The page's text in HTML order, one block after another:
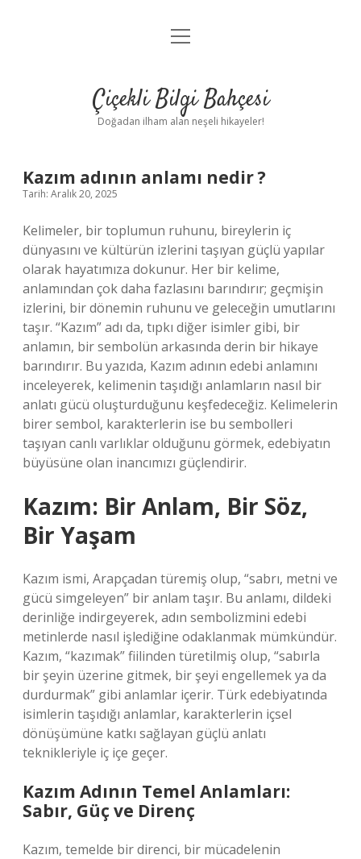
Anasayfa
Yasal Uyarı
menüyü
Çiçekli Bilgi Bahçesi
Doğadan ilham alan neşeli hikayeler!
Kazım adının anlamı nedir ?
Tarih: Aralık 20, 2025
Kelimeler, bir toplumun ruhunu, bireylerin iç
dünyasını ve kültürün izlerini taşıyan güçlü yapılar
olarak hayatımıza dokunur. Her bir kelime,
anlamından çok daha fazlasını barındırır; geçmişin
izlerini, bir dönemin ruhunu ve geleceğin umutlarını
taşır. “Kazım” adı da, tıpkı diğer isimler gibi, bir
anlamın, bir sembolün arkasında derin bir hikaye
barındırır. Bu yazıda, Kazım adının edebi anlamını
inceleyerek, kelimenin taşıdığı anlamların nasıl bir
anlatı gücü oluşturduğunu keşfedeceğiz. Kelimelerin
birer sembol, karakterlerin ise bu sembolleri
taşıyan canlı varlıklar olduğunu görmek, edebiyatın
büyüsüne olan inancımızı güçlendirir.
Kazım: Bir Anlam, Bir Söz,
Bir Yaşam
Kazım ismi, Arapçadan türemiş olup, “sabrı, metni ve
gücü simgeleyen” bir anlam taşır. Bu anlamı, dildeki
derinliğe indirgeyerek, adın sembolizmini edebi
metinlerde nasıl işlediğine odaklanmak mümkündür.
Kazım, “kazımak” fiilinden türetilmiş olup, “sabırla
bir şeyin üzerine gitmek, bir şeyi engellemek ya da
durdurmak” gibi anlamlar içerir. Türk edebiyatında
isimlerin taşıdığı anlamlar, karakterlerin içsel
dönüşümüne katkı sağlayan güçlü anlatı
teknikleriyle iç içe geçer.
Kazım Adının Temel Anlamları:
Sabır, Güç ve Direnç
Kazım, temelde bir direnci, bir mücadelenin